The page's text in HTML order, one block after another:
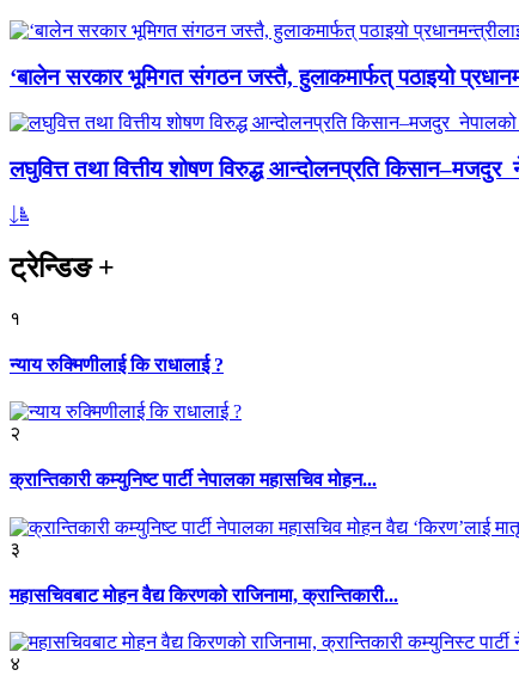
‘बालेन सरकार भूमिगत संगठन जस्तै, हुलाकमार्फत् पठाइयो
लघुवित्त तथा वित्तीय शोषण विरुद्ध आन्दोलनप्रति किसान–मजदुर
ट्रेन्डिङ+
१
न्याय रुक्मिणीलाई कि राधालाई ?
२
क्रान्तिकारी कम्युनिष्ट पार्टी नेपालका महासचिव मोहन...
३
महासचिवबाट मोहन वैद्य किरणको राजिनामा, क्रान्तिकारी...
४